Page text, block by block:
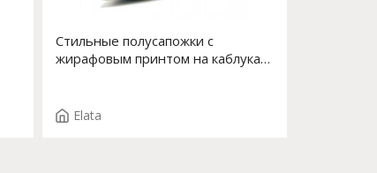
Стильные полусапожки с
жирафовым принтом на каблуках
Elata